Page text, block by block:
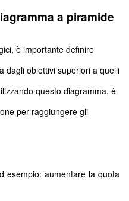
a piramide
è importante definire
dagli obiettivi superiori a quelli
questo diagramma, è
per raggiungere gli
esempio: aumentare la quota